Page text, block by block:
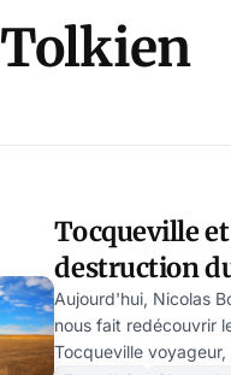
Tolkien
Tocqueville
destruction
Nouveau
par ses
Aujourd'hui, Nicolas
nous fait redécouvrir
Tocqueville voyageur,